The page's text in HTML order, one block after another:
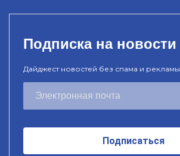
Подписка на новости
Дайджест новостей без спама и рекламы
Подписаться